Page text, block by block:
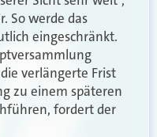
So werde das
eingeschränkt.
verlängerte Frist
zu einem späteren
fordert der